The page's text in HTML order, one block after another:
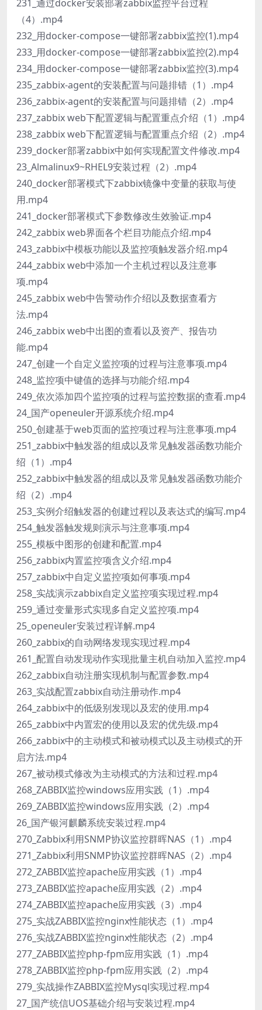
231_通过docker安装部署zabbix监控平台过程
（4）.mp4
232_用docker-compose一键部署zabbix监控(1).mp4
233_用docker-compose一键部署zabbix监控(2).mp4
234_用docker-compose一键部署zabbix监控(3).mp4
235_zabbix-agent的安装配置与问题排错（1）.mp4
236_zabbix-agent的安装配置与问题排错（2）.mp4
237_zabbix web下配置逻辑与配置重点介绍（1）.mp4
238_zabbix web下配置逻辑与配置重点介绍（2）.mp4
239_docker部署zabbix中如何实现配置文件修改.mp4
23_Almalinux9~RHEL9安装过程（2）.mp4
240_docker部署模式下zabbix镜像中变量的获取与使
用.mp4
241_docker部署模式下参数修改生效验证.mp4
242_zabbix web界面各个栏目功能点介绍.mp4
243_zabbix中模板功能以及监控项触发器介绍.mp4
244_zabbix web中添加一个主机过程以及注意事
项.mp4
245_zabbix web中告警动作介绍以及数据查看方
法.mp4
246_zabbix web中出图的查看以及资产、报告功
能.mp4
247_创建一个自定义监控项的过程与注意事项.mp4
248_监控项中键值的选择与功能介绍.mp4
249_依次添加四个监控项的过程与监控数据的查看.mp4
24_国产openeuler开源系统介绍.mp4
250_创建基于web页面的监控项过程与注意事项.mp4
251_zabbix中触发器的组成以及常见触发器函数功能介
绍（1）.mp4
252_zabbix中触发器的组成以及常见触发器函数功能介
绍（2）.mp4
253_实例介绍触发器的创建过程以及表达式的编写.mp4
254_触发器触发规则演示与注意事项.mp4
255_模板中图形的创建和配置.mp4
256_zabbix内置监控项含义介绍.mp4
257_zabbix中自定义监控项如何事项.mp4
258_实战演示zabbix自定义监控项实现过程.mp4
259_通过变量形式实现多自定义监控项.mp4
25_openeuler安装过程详解.mp4
260_zabbix的自动网络发现实现过程.mp4
261_配置自动发现动作实现批量主机自动加入监控.mp4
262_zabbix自动注册实现机制与配置参数.mp4
263_实战配置zabbix自动注册动作.mp4
264_zabbix中的低级别发现以及宏的使用.mp4
265_zabbix中内置宏的使用以及宏的优先级.mp4
266_zabbix中的主动模式和被动模式以及主动模式的开
启方法.mp4
267_被动模式修改为主动模式的方法和过程.mp4
268_ZABBIX监控windows应用实践（1）.mp4
269_ZABBIX监控windows应用实践（2）.mp4
26_国产银河麒麟系统安装过程.mp4
270_Zabbix利用SNMP协议监控群晖NAS（1）.mp4
271_Zabbix利用SNMP协议监控群晖NAS（2）.mp4
272_ZABBIX监控apache应用实践（1）.mp4
273_ZABBIX监控apache应用实践（2）.mp4
274_ZABBIX监控apache应用实践（3）.mp4
275_实战ZABBIX监控nginx性能状态（1）.mp4
276_实战ZABBIX监控nginx性能状态（2）.mp4
277_ZABBIX监控php-fpm应用实践（1）.mp4
278_ZABBIX监控php-fpm应用实践（2）.mp4
279_实战操作ZABBIX监控Mysql实现过程.mp4
27_国产统信UOS基础介绍与安装过程.mp4